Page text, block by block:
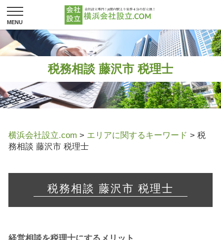
税務相談 藤沢市 税理士
横浜会社設立.com > エリアに関するキーワード > 税
務相談 藤沢市 税理士
税務相談 藤沢市 税理士